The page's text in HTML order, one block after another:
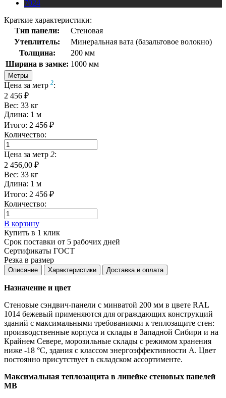
7024
Краткие характеристики:
Тип панели:
Стеновая
Утеплитель:
Минеральная вата (базальтовое волокно)
Толщина:
200 мм
Ширина в замке: 1000 мм
Метры
Цена за метр 2:
2 456 ₽
Вес: 33 кг
Длина: 1 м
Итого: 2 456 ₽
Количество:
Цена за метр 2:
2 456,00 ₽
Вес: 33 кг
Длина: 1 м
Итого: 2 456 ₽
Количество:
В корзину
Купить в 1 клик
Срок поставки от 5 рабочих дней
Сертификаты ГОСТ
Резка в размер
Описание Характеристики Доставка и оплата
Назначение и цвет
Стеновые сэндвич-панели с минватой 200 мм в цвете RAL
1014 бежевый применяются для ограждающих конструкций
зданий с максимальными требованиями к теплозащите стен:
производственные корпуса и склады в Западной Сибири и на
Крайнем Севере, морозильные склады с режимом хранения
ниже -18 °C, здания с классом энергоэффективности А. Цвет
постоянно присутствует в складском ассортименте.
Максимальная теплозащита в линейке стеновых панелей
МВ